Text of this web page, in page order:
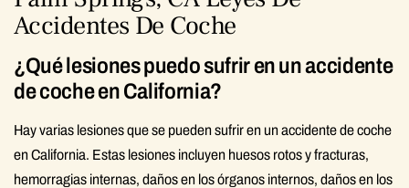
Accidentes De Coche
¿Qué lesiones puedo sufrir en un accidente
de coche en California?
Hay varias lesiones que se pueden sufrir en un accidente de coche
en California. Estas lesiones incluyen huesos rotos y fracturas,
hemorragias internas, daños en los órganos internos, daños en los